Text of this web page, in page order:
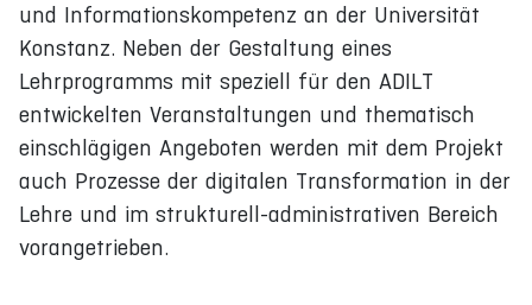
und Informationskompetenz an der Universität
Konstanz. Neben der Gestaltung eines
Lehrprogramms mit speziell für den ADILT
entwickelten Veranstaltungen und thematisch
einschlägigen Angeboten werden mit dem Projekt
auch Prozesse der digitalen Transformation in der
Lehre und im strukturell-administrativen Bereich
vorangetrieben.